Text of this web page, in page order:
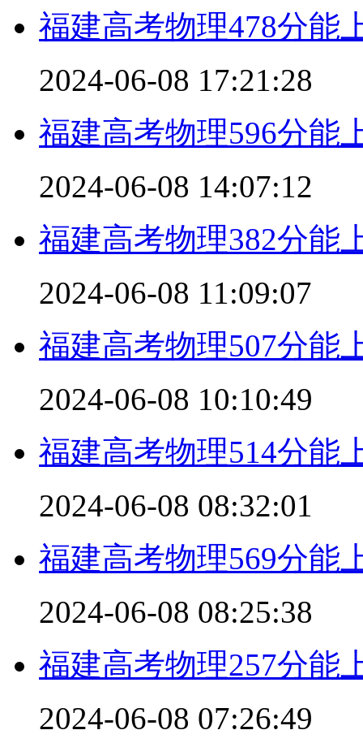
福建高考物理478分能
2024-06-08 17:21:28
福建高考物理596分能
2024-06-08 14:07:12
福建高考物理382分能
2024-06-08 11:09:07
福建高考物理507分能
2024-06-08 10:10:49
福建高考物理514分能
2024-06-08 08:32:01
福建高考物理569分能
2024-06-08 08:25:38
福建高考物理257分能
2024-06-08 07:26:49